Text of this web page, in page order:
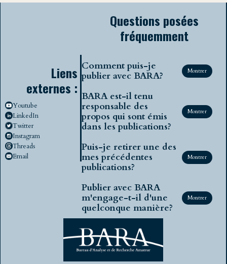
Liens
externes :
Youtube
LinkedIn
Twitter
Instagram
Threads
Email
Questions posées
fréquemment
Comment puis-je
publier avec BARA?
Montrer
BARA est-il tenu
responsable des
propos qui sont émis
dans les publications?
Montrer
Puis-je retirer une des
mes précédentes
publications?
Montrer
Publier avec BARA
m'engage-t-il d'une
quelconque manière?
Montrer